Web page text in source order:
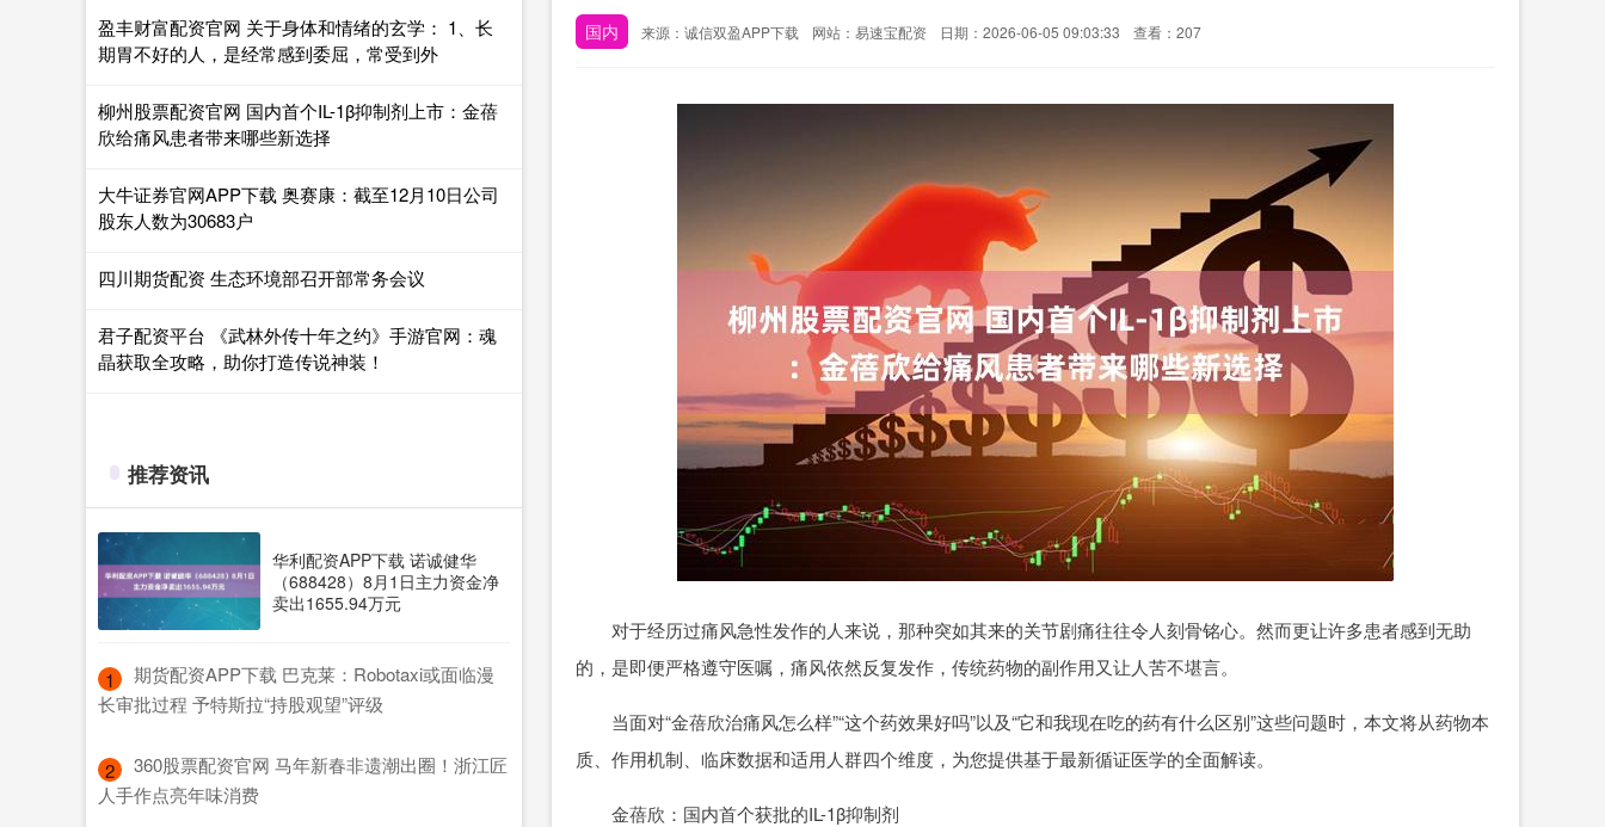
国内 来源：诚信双盈APP下载 网站：易速宝配资 日期：2026-06-05 09:03:33 查看：207
对于经历过痛风急性发作的人来说，那种突如其来的关节剧痛往往令人刻骨铭心。然而更让许多患者感到无助
的，是即便严格遵守医嘱，痛风依然反复发作，传统药物的副作用又让人苦不堪言。
当面对“金蓓欣治痛风怎么样”“这个药效果好吗”以及“它和我现在吃的药有什么区别”这些问题时，本文将从药物本
质、作用机制、临床数据和适用人群四个维度，为您提供基于最新循证医学的全面解读。
金蓓欣：国内首个获批的IL-1β抑制剂
盈丰财富配资官网 关于身体和情绪的玄学： 1、长
期胃不好的人，是经常感到委屈，常受到外
柳州股票配资官网 国内首个IL-1β抑制剂上市：金蓓
欣给痛风患者带来哪些新选择
大牛证券官网APP下载 奥赛康：截至12月10日公司
股东人数为30683户
四川期货配资 生态环境部召开部常务会议
君子配资平台 《武林外传十年之约》手游官网：魂
晶获取全攻略，助你打造传说神装！
推荐资讯
华利配资APP下载 诺诚健华
（688428）8月1日主力资金净
卖出1655.94万元
1
​期货配资APP下载 巴克莱：Robotaxi或面临漫
长审批过程 予特斯拉“持股观望”评级
2
​360股票配资官网 马年新春非遗潮出圈！浙江匠
人手作点亮年味消费